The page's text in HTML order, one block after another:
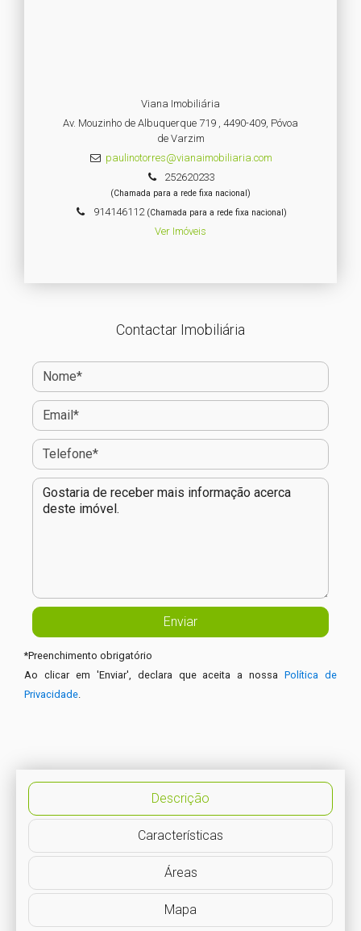
Viana Imobiliária
Av. Mouzinho de Albuquerque 719 , 4490-409, Póvoa
de Varzim
paulinotorres@vianaimobiliaria.com
252620233
(Chamada para a rede fixa nacional)
914146112(Chamada para a rede fixa nacional)
Ver Imóveis
Contactar Imobiliária
*Preenchimento obrigatório
Ao clicar em 'Enviar', declara que aceita a nossaPolítica de
Privacidade
Descrição
Características
Áreas
Mapa